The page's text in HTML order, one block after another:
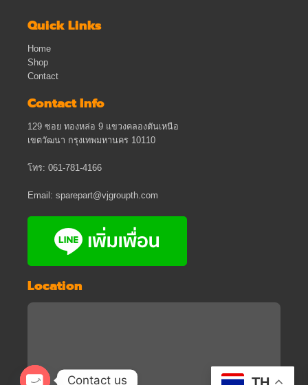
Quick Links
Home
Shop
Contact
Contact Info
129 ซอย ทองหล่อ 9 แขวงคลองตันเหนือ
เขตวัฒนา กรุงเทพมหานคร 10110
โทร: 061-781-4166
Email: sparepart@vjgroupth.com
Location
Contact us